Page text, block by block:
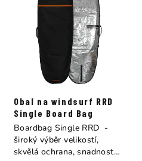
Obal na windsurf RRD
Single Board Bag
Boardbag Single RRD -
široký výběr velikostí,
skvělá ochrana, snadnost